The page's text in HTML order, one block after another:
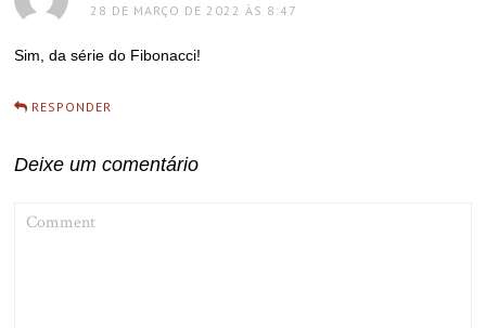
28 DE MARÇO DE 2022 ÀS 8:47
Sim, da série do Fibonacci!
RESPONDER
Deixe um comentário